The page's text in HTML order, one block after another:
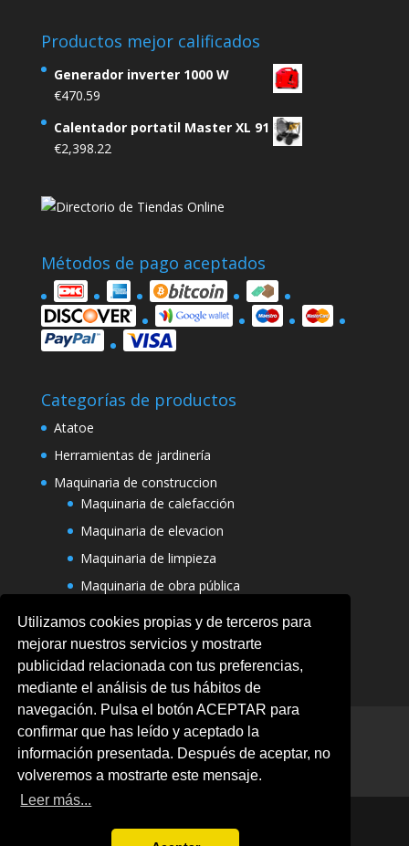
Utilizamos cookies propias y de terceros para
mejorar nuestros servicios y mostrarte
publicidad relacionada con tus preferencias,
mediante el análisis de tus hábitos de
navegación. Pulsa el botón ACEPTAR para
confirmar que has leído y aceptado la
información presentada. Después de aceptar, no
volveremos a mostrarte este mensaje.
Leer más...
Productos mejor calificados
Generador inverter 1000 W
€470.59
Calentador portatil Master XL 91
€2,398.22
Métodos de pago aceptados
Categorías de productos
Atatoe
Herramientas de jardinería
Maquinaria de construccion
Maquinaria de calefacción
Maquinaria de elevacion
Maquinaria de limpieza
Maquinaria de obra pública
Varias maquinarias
Aviso legal Ofertas
Política de Cookies
Politica de privacidad
Términos y condiciones